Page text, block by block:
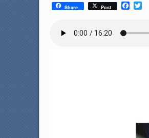
Share Post
F
T